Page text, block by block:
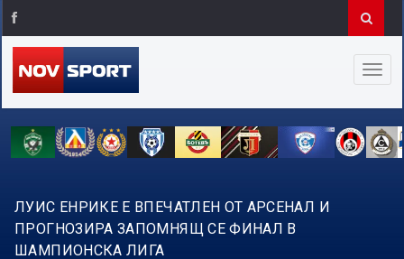
ЛУИС ЕНРИКЕ Е ВПЕЧАТЛЕН ОТ АРСЕНАЛ И
ПРОГНОЗИРА ЗАПОМНЯЩ СЕ ФИНАЛ В
ШАМПИОНСКА ЛИГА